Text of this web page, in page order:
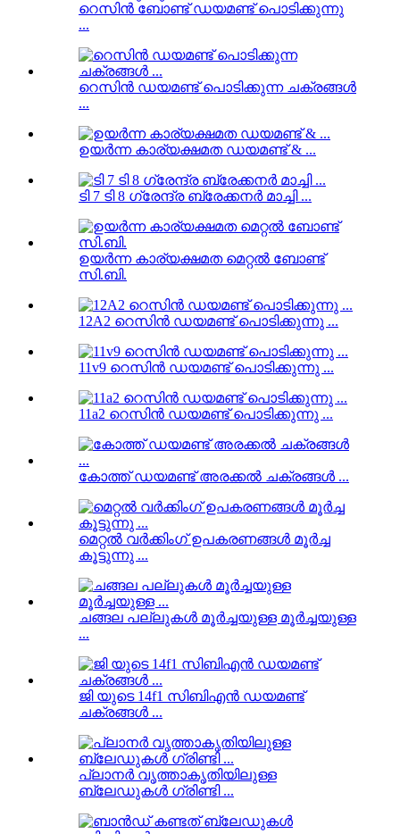
റെസിൻ ബോണ്ട് ഡയമണ്ട് പൊടിക്കുന്നു
...
റെസിൻ ഡയമണ്ട് പൊടിക്കുന്ന ചക്രങ്ങൾ
...
ഉയർന്ന കാര്യക്ഷമത ഡയമണ്ട് & ...
ടി 7 ടി 8 ഗ്രേന്ദ്ര ബ്രേക്കനർ മാച്ചി ...
ഉയർന്ന കാര്യക്ഷമത മെറ്റൽ ബോണ്ട്
സി.ബി.
12A2 റെസിൻ ഡയമണ്ട് പൊടിക്കുന്നു ...
11v9 റെസിൻ ഡയമണ്ട് പൊടിക്കുന്നു ...
11a2 റെസിൻ ഡയമണ്ട് പൊടിക്കുന്നു ...
കോത്ത് ഡയമണ്ട് അരക്കൽ ചക്രങ്ങൾ ...
മെറ്റൽ വർക്കിംഗ് ഉപകരണങ്ങൾ മൂർച്ച
കൂട്ടുന്നു ...
ചങ്ങല പല്ലുകൾ മൂർച്ചയുള്ള മൂർച്ചയുള്ള
...
ജി യുടെ 14f1 സിബിഎൻ ഡയമണ്ട്
ചക്രങ്ങൾ ...
പ്ലാനർ വൃത്താകൃതിയിലുള്ള
ബ്ലേഡുകൾ ഗ്രിണ്ടി ...